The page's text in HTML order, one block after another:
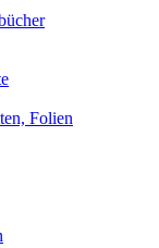
Folien